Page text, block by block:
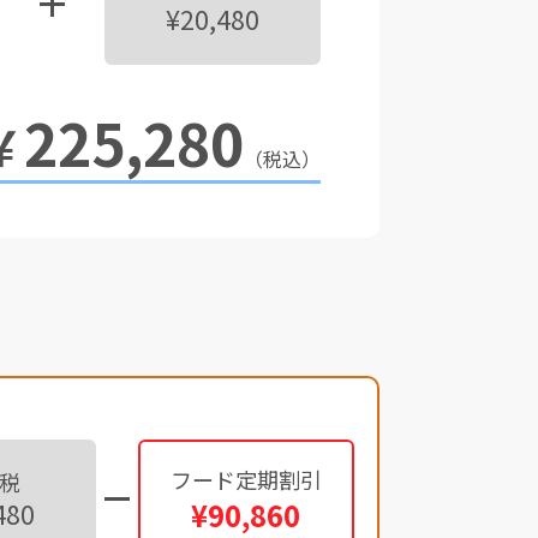
¥20,480
225,280 （税込）
フード定期割引
¥90,860